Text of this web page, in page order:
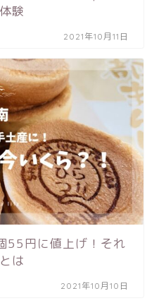
験
2021年10月11日
55円に値上げ！それ
は
2021年10月10日